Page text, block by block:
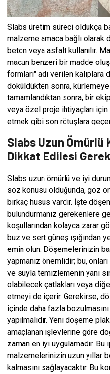
Slabs üretim süreci oldukça
malzeme amaca bağlı olarak
beton veya asfalt kullanılır.
macun benzeri bir madde
formları" adı verilen kalıplara
döküldükten sonra, kürlemeye
tamamlandıktan sonra, bir
veya özel proje ihtiyaçları için
etmek gibi son rötuşlara
Slabs Uzun Ömürlü
Dikkat Edilesi
Slabs uzun ömürlü ve iyi
söz konusu olduğunda, göz
birkaç husus vardır. İşte
bulundurmanız gerekenlere
koşullarından kolayca zarar
buz ve sert güneş ışığından
emin olun. Döşemelerinizin
yapmanız önemlidir; bu,
ve suyla temizlemenin yanı
olabilecek çatlakları veya
etmeyi de içerir. Gerekirse,
içinde daha fazla
yapılmalıdır. Yeni döşeme
amaçlanan işlevlerine göre
zaman en iyi uygulamadır. Bu
malzemelerinizin uzun yıllar
kalmasını sağlayacaktır. Bu